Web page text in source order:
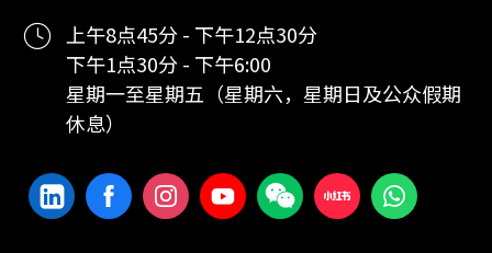
上午8点45分 - 下午12点30分
下午1点30分 - 下午6:00
星期一至星期五（星期六，星期日及公众假期
休息）